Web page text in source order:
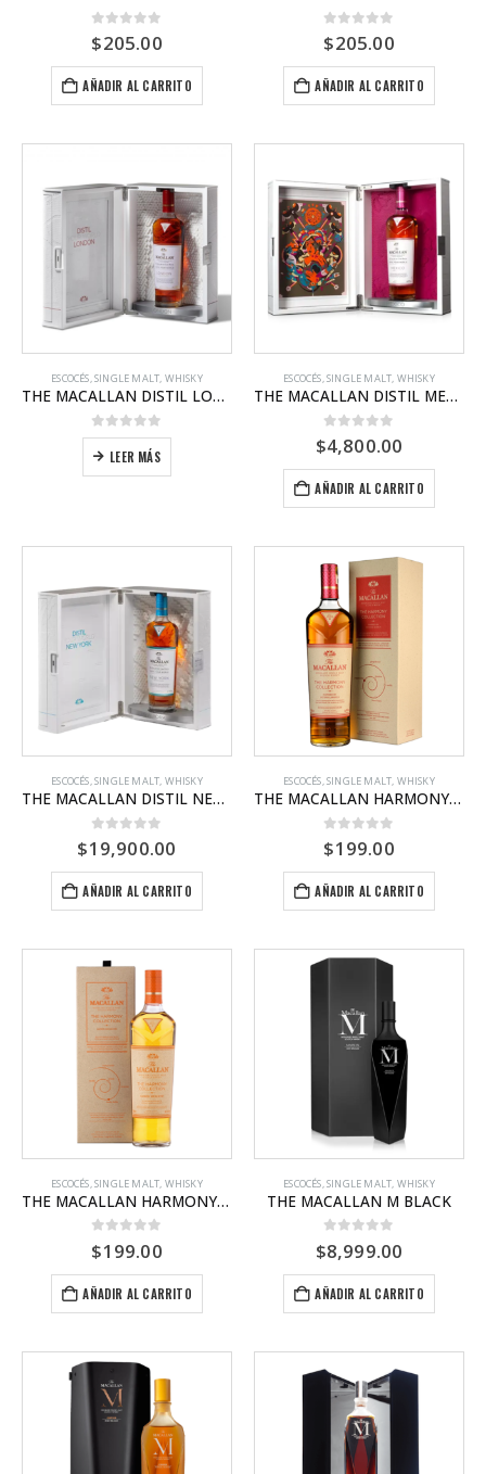
0out of 5
$205.00
AÑADIR AL CARRITO
0out of 5
$205.00
AÑADIR AL CARRITO
ESCOCÉS,SINGLE MALT, WHISKY
THE MACALLAN DISTIL LONDON
0out of 5
LEER MÁS
ESCOCÉS,SINGLE MALT, WHISKY
THE MACALLAN DISTIL MEXICO
0 out of 5
$4,800.00
AÑADIR AL CARRITO
ESCOCÉS,SINGLE MALT, WHISKY
THE MACALLAN DISTIL NEW YORK
0 out of 5
$19,900.00
AÑADIR AL CARRITO
ESCOCÉS,SINGLE MALT, WHISKY
THE MACALLAN HARMONY COLLECTION 2 INTENSE ARABICA
0 out of 5
$199.00
AÑADIR AL CARRITO
ESCOCÉS,SINGLE MALT, WHISKY
THE MACALLAN HARMONY COLLECTION 3 AMBER MEADOW
0 out of 5
$199.00
AÑADIR AL CARRITO
ESCOCÉS,SINGLE MALT, WHISKY
THE MACALLAN M BLACK
0out of 5
$8,999.00
AÑADIR AL CARRITO